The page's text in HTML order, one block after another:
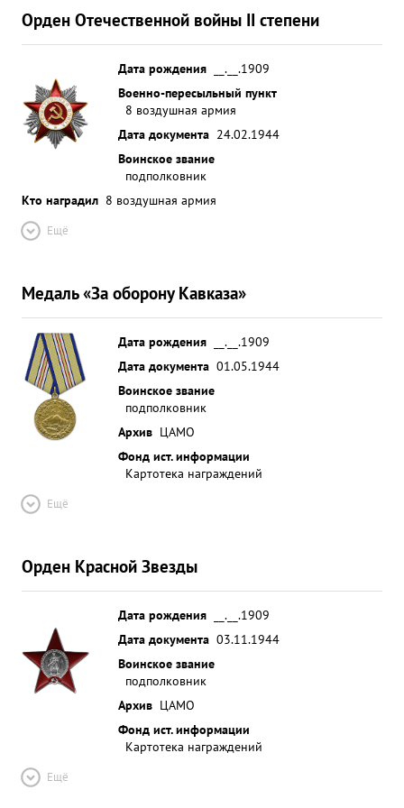
Орден Отечественной войны II степени
Дата рождения
__.__.1909
Военно-пересыльный пункт
8 воздушная армия
Дата документа 24.02.1944
Воинское звание
подполковник
Кто наградил 8 воздушная армия
Ещё
Медаль «За оборону Кавказа»
Дата рождения
__.__.1909
Дата документа 01.05.1944
Воинское звание
подполковник
Архив ЦАМО
Фонд ист. информации
Картотека награждений
Ещё
Орден Красной Звезды
Дата рождения
__.__.1909
Дата документа 03.11.1944
Воинское звание
подполковник
Архив ЦАМО
Фонд ист. информации
Картотека награждений
Ещё